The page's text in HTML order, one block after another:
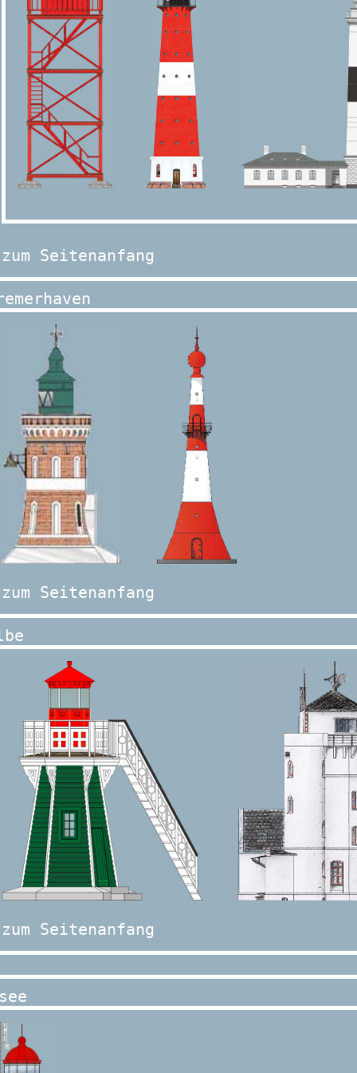
zum Seitenanfang
zum Seitenanfang
zum Seitenanfang